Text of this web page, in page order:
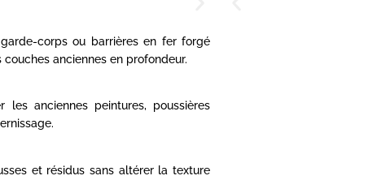
corps ou barrières en fer forgé
anciennes en profondeur.
anciennes peintures, poussières
et résidus sans altérer la texture